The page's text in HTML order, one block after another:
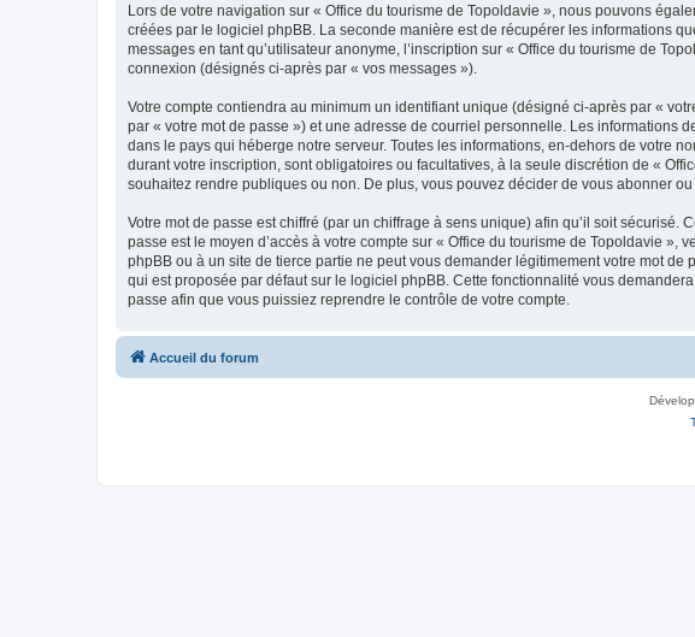
Lors de votre navigation sur « Office du tourisme de Topoldavie », nous pouvons
créées par le logiciel phpBB. La seconde manière est de récupérer les informations
messages en tant qu’utilisateur anonyme, l’inscription sur « Office du tourisme de
connexion (désignés ci-après par « vos messages »).
Votre compte contiendra au minimum un identifiant unique (désigné ci-après par «
par « votre mot de passe ») et une adresse de courriel personnelle. Les informations
dans le pays qui héberge notre serveur. Toutes les informations, en-dehors de votre
durant votre inscription, sont obligatoires ou facultatives, à la seule discrétion de «
souhaitez rendre publiques ou non. De plus, vous pouvez décider de vous abonner
Votre mot de passe est chiffré (par un chiffrage à sens unique) afin qu’il soit
passe est le moyen d’accès à votre compte sur « Office du tourisme de Topoldavie
phpBB ou à un site de tierce partie ne peut vous demander légitimement votre mot
qui est proposée par défaut sur le logiciel phpBB. Cette fonctionnalité vous
passe afin que vous puissiez reprendre le contrôle de votre compte.
Accueil du forum